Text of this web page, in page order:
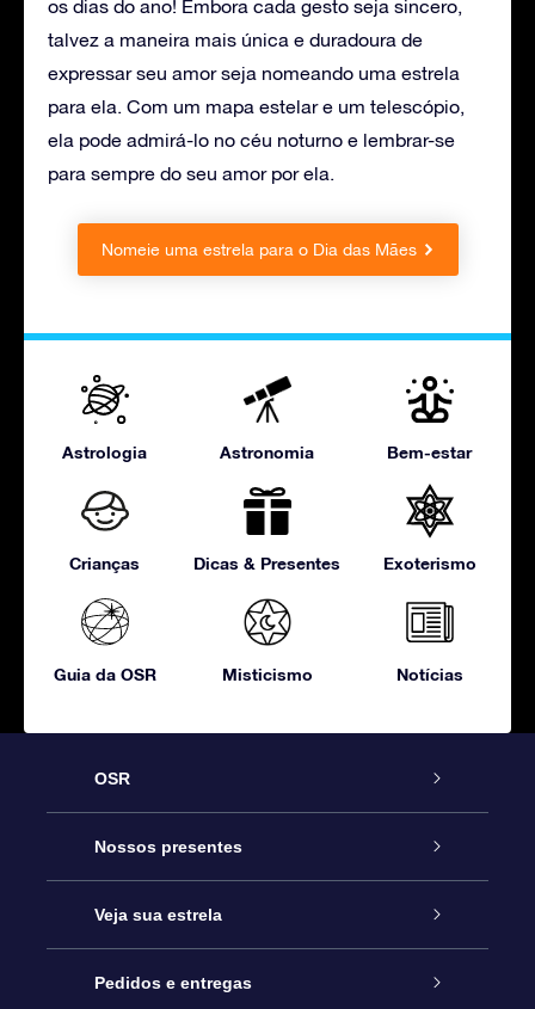
os dias do ano! Embora cada gesto seja sincero,
talvez a maneira mais única e duradoura de
expressar seu amor seja nomeando uma estrela
para ela. Com um mapa estelar e um telescópio,
ela pode admirá-lo no céu noturno e lembrar-se
para sempre do seu amor por ela.
Nomeie uma estrela para o Dia das Mães
Astrologia Astronomia Bem-estar
Crianças Dicas & Presentes Exoterismo
Guia da OSR Misticismo Notícias
OSR
Serviço
Entre em contato conosco
Blog
Nossos presentes
Presente estrelar on-line
Pacote de presente da OSR
Veja sua estrela
Star Register
Pedidos e entregas